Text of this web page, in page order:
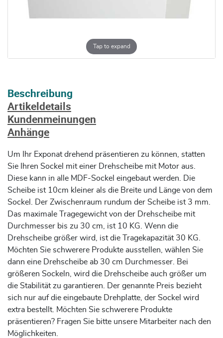
Tap to expand
Beschreibung
Artikeldetails
Kundenmeinungen
Anhänge
Um Ihr Exponat drehend präsentieren zu können, statten
Sie Ihren Sockel mit einer Drehscheibe mit Motor aus.
Diese kann in alle MDF-Sockel eingebaut werden. Die
Scheibe ist 10cm kleiner als die Breite und Länge von dem
Sockel. Der Zwischenraum rundum der Scheibe ist 3 mm.
Das maximale Tragegewicht von der Drehscheibe mit
Durchmesser bis zu 30 cm, ist 10 KG. Wenn die
Drehscheibe größer wird, ist die Tragekapazität 30 KG.
Möchten Sie schwerere Produkte ausstellen, wählen Sie
dann eine Drehscheibe ab 30 cm Durchmesser. Bei
größeren Sockeln, wird die Drehscheibe auch größer um
die Stabilität zu garantieren. Der genannte Preis bezieht
sich nur auf die eingebaute Drehplatte, der Sockel wird
extra bestellt. Möchten Sie schwerere Produkte
präsentieren? Fragen Sie bitte unsere Mitarbeiter nach den
Möglichkeiten.